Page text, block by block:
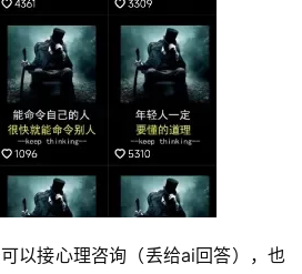
以接心理咨询（丢给ai回答），也